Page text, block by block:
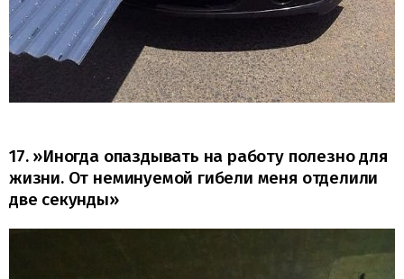
17. »Иногда опаздывать на работу полезно для
жизни. От неминуемой гибели меня отделили
две секунды»